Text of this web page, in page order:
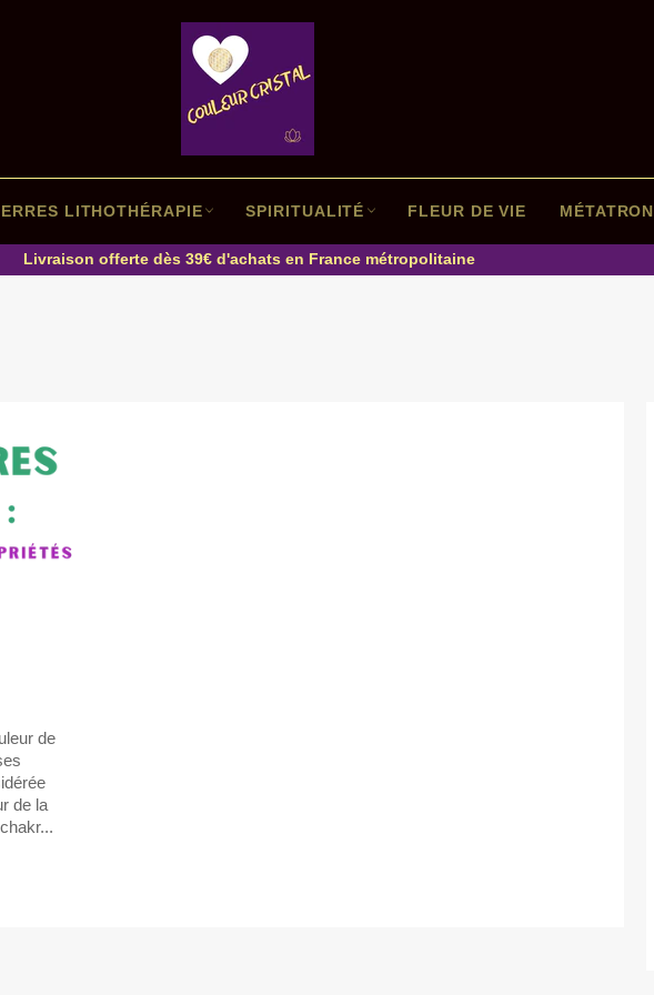
LITHOTHÉRAPIE SPIRITUALITÉ FLEUR DE VIE MÉTATRON
Livraison offerte dès 39€ d'achats en France métropolitaine
de
de la